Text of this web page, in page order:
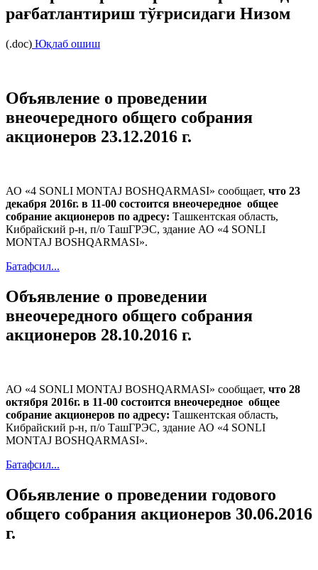
рағбатлантириш тўғрисидаги Низом
(.doc) Юқлаб ошиш
Объявление о проведении
внеочередного общего собрания
акционеров 23.12.2016 г.
АО «4 SONLI MONTAJ BOSHQARMASI» сообщает, что 23
декабря 2016г. в 11-00 состоится внеочередное общее
собрание акционеров по адресу: Ташкентская область,
Кибрайский р-н, п/о ТашГРЭС, здание АО «4 SONLI
MONTAJ BOSHQARMASI».
Батафсил...
Объявление о проведении
внеочередного общего собрания
акционеров 28.10.2016 г.
АО «4 SONLI MONTAJ BOSHQARMASI» сообщает, что 28
октября 2016г. в 11-00 состоится внеочередное общее
собрание акционеров по адресу: Ташкентская область,
Кибрайский р-н, п/о ТашГРЭС, здание АО «4 SONLI
MONTAJ BOSHQARMASI».
Батафсил...
Обьявление о проведении годового
общего собрания акционеров 30.06.2016
г.